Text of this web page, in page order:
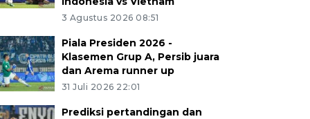
3 Agustus 2026 08:51
Piala Presiden 2026 -
Klasemen Grup A, Persib juara
dan Arema runner up
31 Juli 2026 22:01
Prediksi pertandingan dan